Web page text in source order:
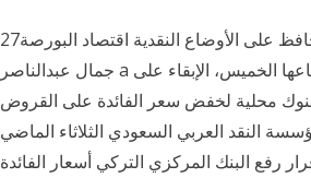
27‏‏/3‏‏/1442 بعد الهجرة خبير: تثبيت الفائدة يدعم البورصة ويحافظ على الأوضاع النقدية اقتصاد البورصة
جمال عبدالناصر a قررت لجنة السياسة النقدية للبنك المركزي المصري في اجتماعها الخميس، الإبقاء على
بنوك محلية لخفض سعر الفائدة على القروض
النقد العربي السعودي الثلاثاء الماضي
50 نقطة أساس بعد قرار رفع البنك المركزي التركي أسعار الفائدة